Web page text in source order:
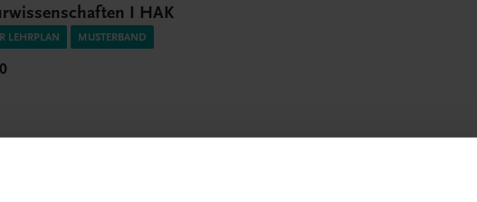
I HAK
LEHRPLAN MUSTERBAND